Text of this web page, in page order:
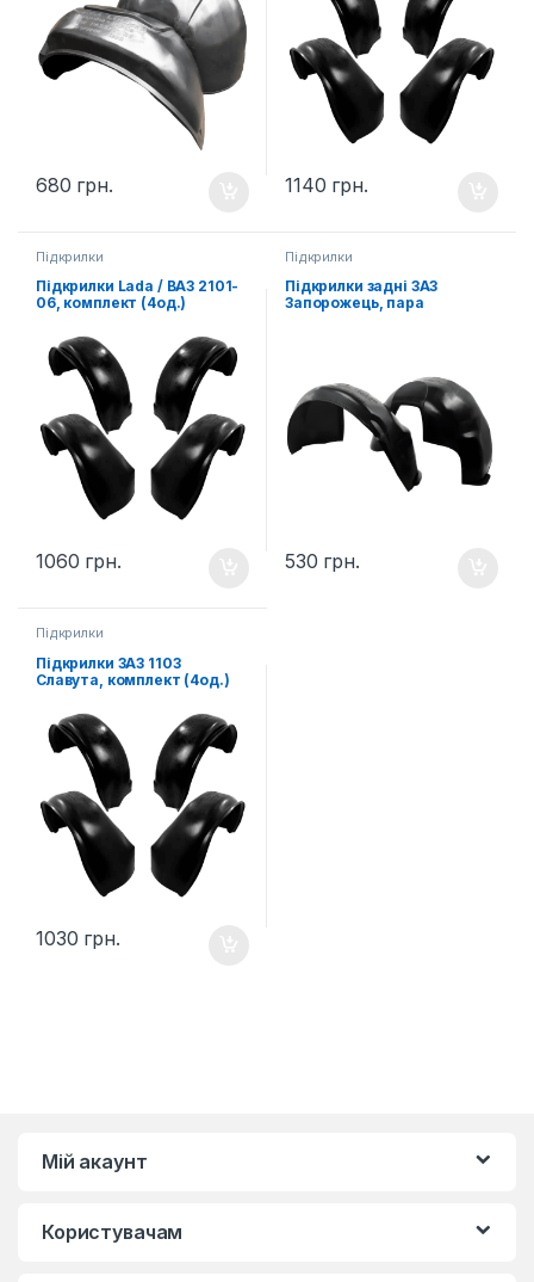
680 грн. 1140 грн.
Підкрилки
Підкрилки Lada / ВАЗ 2101-
06, комплект (4од.)
1060 грн.
Підкрилки
Підкрилки задні ЗАЗ
Запорожець, пара
530 грн.
Підкрилки
Підкрилки ЗАЗ 1103
Славута, комплект (4од.)
1030 грн.
Мій акаунт
Користувачам